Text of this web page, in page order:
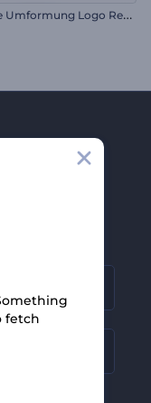
E
infache Umformung Logo Reveal
fetch